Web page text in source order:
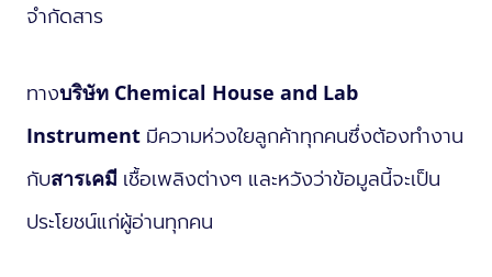
จำกัดสาร
ทางบริษัท Chemical House and Lab
Instrument มีความห่วงใยลูกค้าทุกคนซึ่งต้องทำงาน
กับสารเคมี เชื้อเพลิงต่างๆ และหวังว่าข้อมูลนี้จะเป็น
ประโยชน์แก่ผู้อ่านทุกคน